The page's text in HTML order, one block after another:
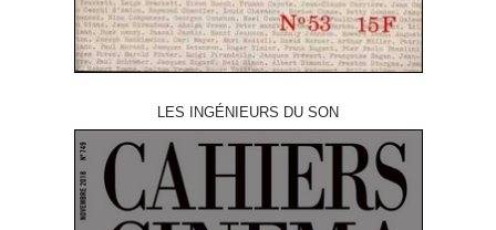
LES INGÉNIEURS DU SON